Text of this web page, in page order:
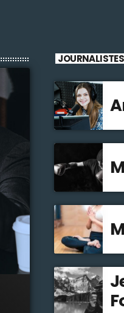
JOURNALISTES